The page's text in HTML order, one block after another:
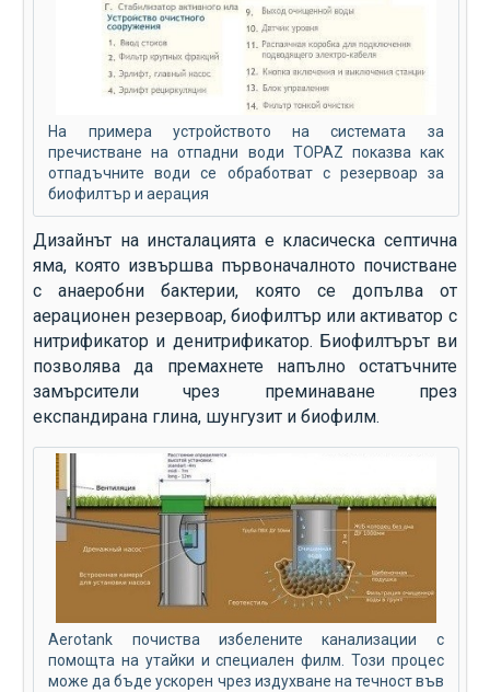
На примера устройството на системата за
пречистване на отпадни води TOPAZ показва как
отпадъчните води се обработват с резервоар за
биофилтър и аерация
Дизайнът на инсталацията е класическа септична
яма, която извършва първоначалното почистване
с анаеробни бактерии, която се допълва от
аерационен резервоар, биофилтър или активатор с
нитрификатор и денитрификатор. Биофилтърът ви
позволява да премахнете напълно остатъчните
замърсители чрез преминаване през
експандирана глина, шунгузит и биофилм.
Aerotank почиства избелените канализации с
помощта на утайки и специален филм. Този процес
може да бъде ускорен чрез издухване на течност във